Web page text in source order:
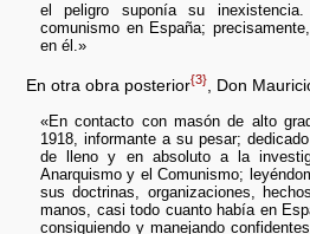
el peligro suponía su
comunismo en España;
en él.»
En otra obra posterior{3}, Don
«En contacto con masón de alto
1918, informante a su pesar;
de lleno y en absoluto a la
Anarquismo y el Comunismo;
sus doctrinas, organizaciones,
manos, casi todo cuanto había en
consiguiendo y manejando